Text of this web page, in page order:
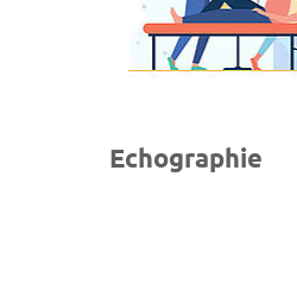
Echographie